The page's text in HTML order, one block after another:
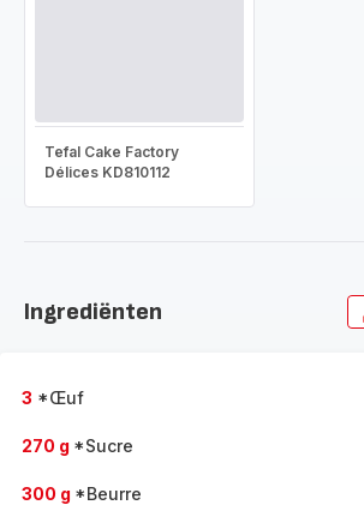
Tefal Cake Factory
Délices KD810112
Ingrediënten
3 *Œuf
270 g *Sucre
300 g *Beurre